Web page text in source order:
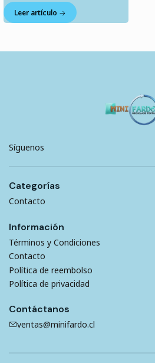
Leer artículo
Síguenos
Categorías
Contacto
Información
Términos y Condiciones
Contacto
Política de reembolso
Política de privacidad
Contáctanos
ventas@minifardo.cl